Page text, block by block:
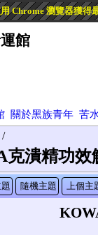
Chrome 瀏覽器獲得
館
關於黑族青年 苦
克潰精功效
隨機主題 上個主